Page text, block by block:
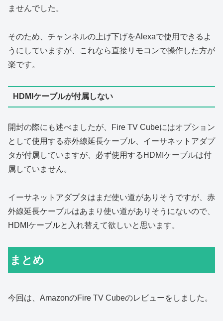
ませんでした。
そのため、チャンネルの上げ下げをAlexaで使用できるよ
うにしていますが、これなら直接リモコンで操作した方が
楽です。
HDMIケーブルが付属しない
開封の際にも述べましたが、Fire TV Cubeにはオプション
として使用する赤外線延長ケーブル、イーサネットアダプ
タが付属していますが、必ず使用するHDMIケーブルは付
属していません。
イーサネットアダプタはまだ使い道がありそうですが、赤
外線延長ケーブルはあまり使い道がありそうにないので、
HDMIケーブルと入れ替えて欲しいと思います。
まとめ
今回は、AmazonのFire TV Cubeのレビューをしました。